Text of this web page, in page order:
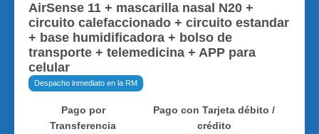
AirSense 11 + mascarilla nasal N20 +
circuito calefaccionado + circuito estandar
+ base humidificadora + bolso de
transporte + telemedicina + APP para
celular
Despacho inmediato en la RM
Pago por
Transferencia
Pago con Tarjeta débito /
crédito